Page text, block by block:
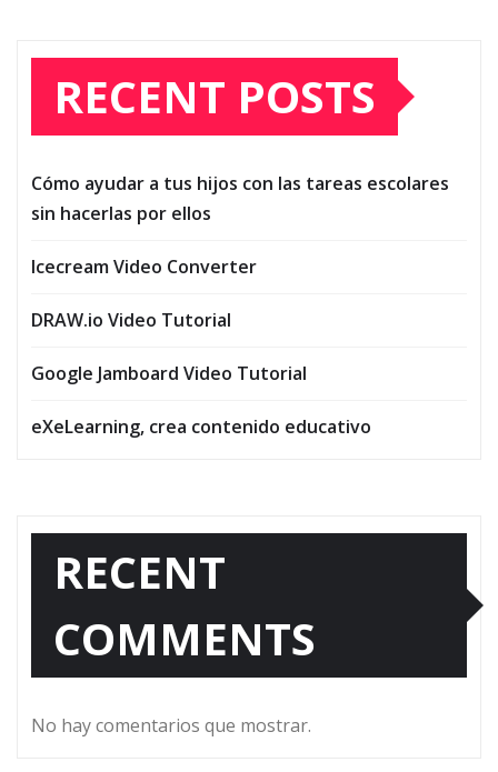
RECENT POSTS
Cómo ayudar a tus hijos con las tareas escolares
sin hacerlas por ellos
Icecream Video Converter
DRAW.io Video Tutorial
Google Jamboard Video Tutorial
eXeLearning, crea contenido educativo
RECENT
COMMENTS
No hay comentarios que mostrar.